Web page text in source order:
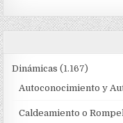
Dinámicas (1.167)
Autoconocimiento y
Caldeamiento o